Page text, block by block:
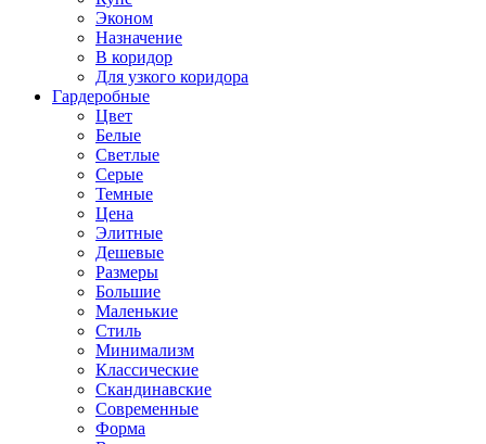
Эконом
Назначение
В коридор
Для узкого коридора
Гардеробные
Цвет
Белые
Светлые
Серые
Темные
Цена
Элитные
Дешевые
Размеры
Большие
Маленькие
Стиль
Минимализм
Классические
Скандинавские
Современные
Форма